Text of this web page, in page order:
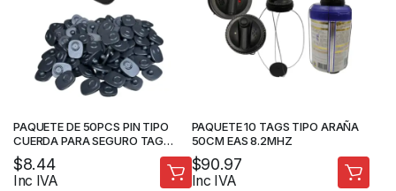
PAQUETE DE 50PCS PIN TIPO
CUERDA PARA SEGURO TAG
PLASTICO EAS AM 8.2MHZ
$8.44
Inc IVA
PAQUETE 10 TAGS TIPO ARAÑA
50CM EAS 8.2MHZ
$90.97
Inc IVA